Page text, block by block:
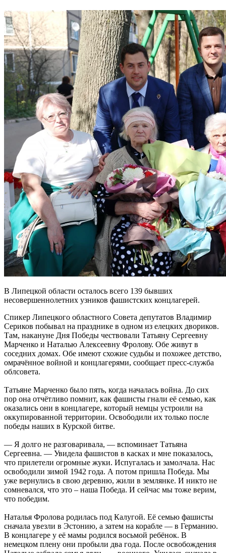
В Липецкой области осталось всего 139 бывших
несовершеннолетних узников фашистских концлагерей.
Спикер Липецкого областного Совета депутатов Владимир
Сериков побывал на празднике в одном из елецких двориков.
Там, накануне Дня Победы чествовали Татьяну Сергеевну
Марченко и Наталью Алексеевну Фролову. Обе живут в
соседних домах. Обе имеют схожие судьбы и похожее детство,
омрачённое войной и концлагерями, сообщает пресс-служба
облсовета.
Татьяне Марченко было пять, когда началась война. До сих
пор она отчётливо помнит, как фашисты гнали её семью, как
оказались они в концлагере, который немцы устроили на
оккупированной территории. Освободили их только после
победы наших в Курской битве.
— Я долго не разговаривала, — вспоминает Татьяна
Сергеевна. — Увидела фашистов в касках и мне показалось,
что прилетели огромные жуки. Испугалась и замолчала. Нас
освободили зимой 1942 года. А потом пришла Победа. Мы
уже вернулись в свою деревню, жили в землянке. И никто не
сомневался, что это – наша Победа. И сейчас мы тоже верим,
что победим.
Наталья Фролова родилась под Калугой. Её семью фашисты
сначала увезли в Эстонию, а затем на корабле — в Германию.
В концлагере у её мамы родился восьмой ребёнок. В
немецком плену они пробыли два года. После освобождения